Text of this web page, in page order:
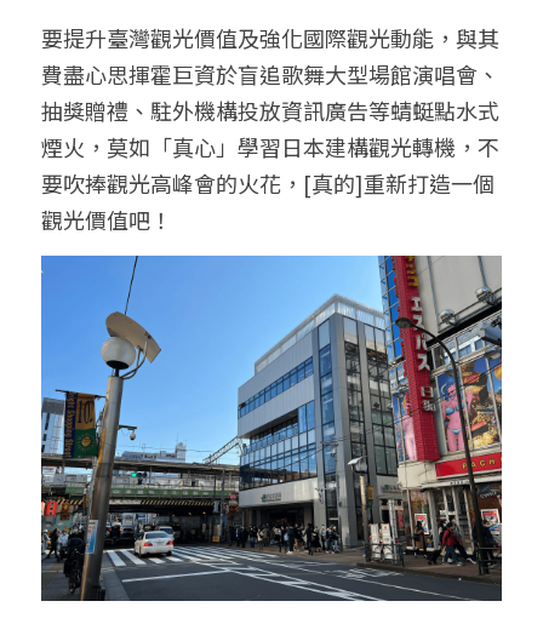
要提升臺灣觀光價值及強化國際觀光動能，與其
費盡心思揮霍巨資於盲追歌舞大型場館演唱會、
抽獎贈禮、駐外機構投放資訊廣告等蜻蜓點水式
煙火，莫如「真心」學習日本建構觀光轉機，不
要吹捧觀光高峰會的火花，[真的]重新打造一個
觀光價值吧！